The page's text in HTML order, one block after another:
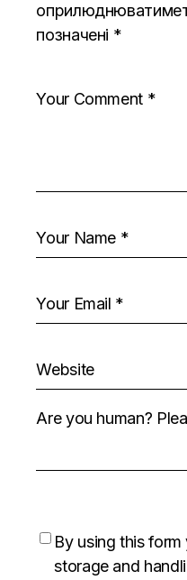
позначені *
Are you human?
By using this
storage and